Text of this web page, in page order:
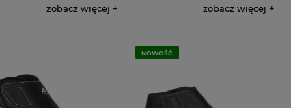
zobacz więcej zobacz więcej
NOWOŚĆ